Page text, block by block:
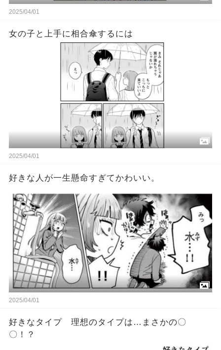
2025/04/01
女の子と上手に相合傘するには
2025/04/01
好きな人が一生懸命すぎてかわいい。
2025/04/01
好きなタイプ 理想のタイプは…まさかの〇
〇！？